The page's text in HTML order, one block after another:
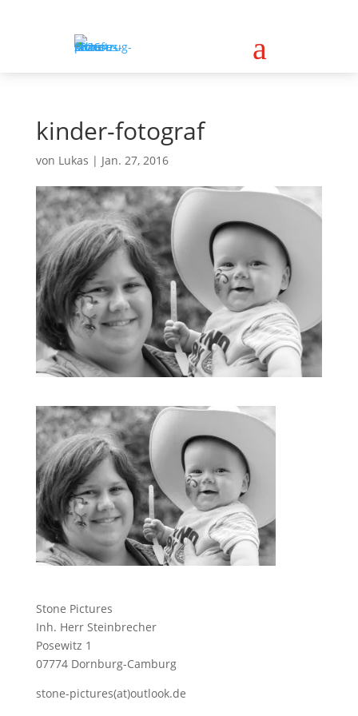
a
kinder-fotograf
von Lukas | Jan. 27, 2016
Stone Pictures
Inh. Herr Steinbrecher
Posewitz 1
07774 Dornburg-Camburg
stone-pictures(at)outlook.de